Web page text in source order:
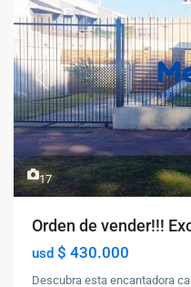
17
Previous
Orden de vender!!!
usd $ 430.000
Descubra esta encantadora